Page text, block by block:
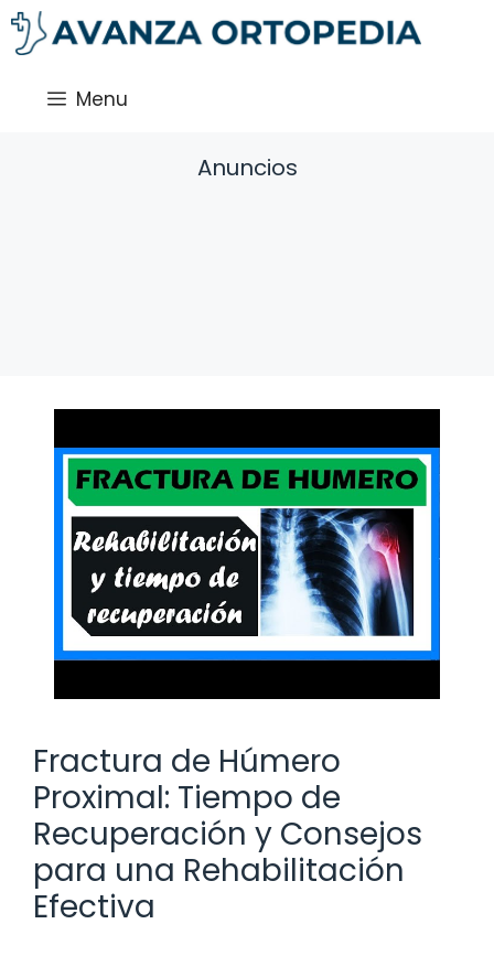
Saltar
al
Menu
Anuncios
Fractura de Húmero
Proximal: Tiempo de
Recuperación y Consejos
para una Rehabilitación
Efectiva